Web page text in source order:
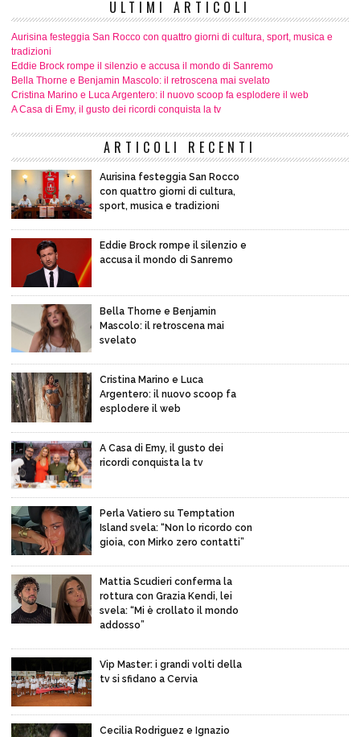
ULTIMI ARTICOLI
Aurisina festeggia San Rocco con quattro giorni di cultura, sport, musica e
tradizioni
Eddie Brock rompe il silenzio e accusa il mondo di Sanremo
Bella Thorne e Benjamin Mascolo: il retroscena mai svelato
Cristina Marino e Luca Argentero: il nuovo scoop fa esplodere il web
A Casa di Emy, il gusto dei ricordi conquista la tv
ARTICOLI RECENTI
Aurisina festeggia San Rocco
con quattro giorni di cultura,
sport, musica e tradizioni
Eddie Brock rompe il silenzio e
accusa il mondo di Sanremo
Bella Thorne e Benjamin
Mascolo: il retroscena mai
svelato
Cristina Marino e Luca
Argentero: il nuovo scoop fa
esplodere il web
A Casa di Emy, il gusto dei
ricordi conquista la tv
Perla Vatiero su Temptation
Island svela: “Non lo ricordo con
gioia, con Mirko zero contatti”
Mattia Scudieri conferma la
rottura con Grazia Kendi, lei
svela: “Mi è crollato il mondo
addosso”
Vip Master: i grandi volti della
tv si sfidano a Cervia
Cecilia Rodriguez e Ignazio